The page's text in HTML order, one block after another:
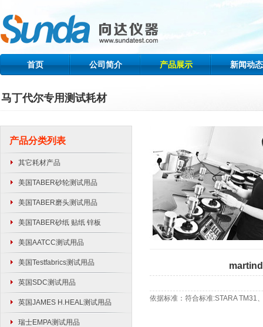
首页 公司简介 产品展示 新闻动态
马丁代尔专用测试耗材
产品分类列表
其它耗材产品
美国TABER砂轮测试用品
美国TABER磨头测试用品
美国TABER砂纸 贴纸 锌板
美国AATCC测试用品
美国Testfabrics测试用品
英国SDC测试用品
英国JAMES H.HEAL测试用品
瑞士EMPA测试用品
依据标准：符合标准:STARA TM31